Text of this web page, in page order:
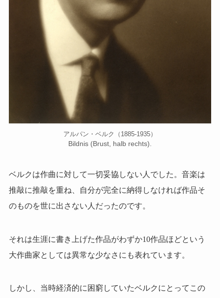
アルパン・ベルク（1885-1935）
Bildnis (Brust, halb rechts).
ベルクは作曲に対して一切妥協しない人でした。音楽は
推敲に推敲を重ね、自分が完全に納得しなければ作品そ
のものを世に出さない人だったのです。
それは生涯に書き上げた作品がわずか10作品ほどという
大作曲家としては異常な少なさにも表れています。
しかし、当時経済的に困窮していたベルクにとってこの